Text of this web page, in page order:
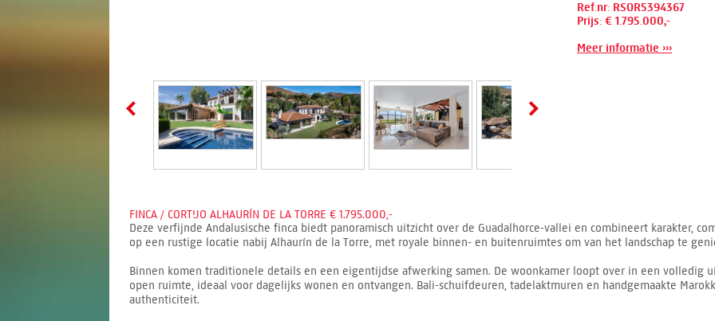
Ref.nr: RSOR5394367
Prijs: € 1.795.000,-
Meer informatie ›››
FINCA / CORTIJO ALHAURÍN DE LA TORRE € 1.795.000,-
Deze verfijnde Andalusische finca biedt panoramisch uitzicht over de Guadalhorce-vallei en combineert karakter,
op een rustige locatie nabij Alhaurín de la Torre, met royale binnen- en buitenruimtes om van het landschap te
Binnen komen traditionele details en een eigentijdse afwerking samen. De woonkamer loopt over in een volledig
open ruimte, ideaal voor dagelijks wonen en ontvangen. Bali-schuifdeuren, tadelaktmuren en handgemaakte
authenticiteit.